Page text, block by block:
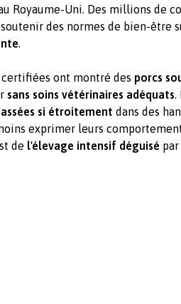
Royaume-Uni. Des millions de
des normes de bien-être
.
ont montré des porcs
sans soins vétérinaires adéquats.
si étroitement dans des
exprimer leurs
de l'élevage intensif déguisé